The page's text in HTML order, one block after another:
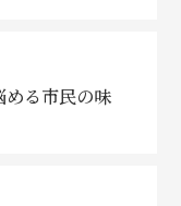
める市民の味